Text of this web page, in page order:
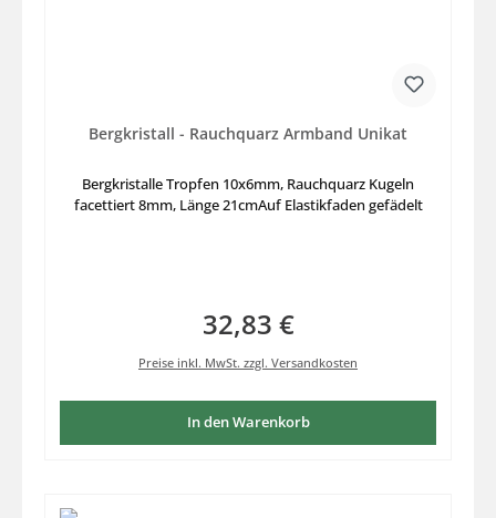
Bergkristall - Rauchquarz Armband Unikat
Bergkristalle Tropfen 10x6mm, Rauchquarz Kugeln
facettiert 8mm, Länge 21cmAuf Elastikfaden gefädelt
Regulärer Preis:
32,83 €
Preise inkl. MwSt. zzgl. Versandkosten
In den Warenkorb